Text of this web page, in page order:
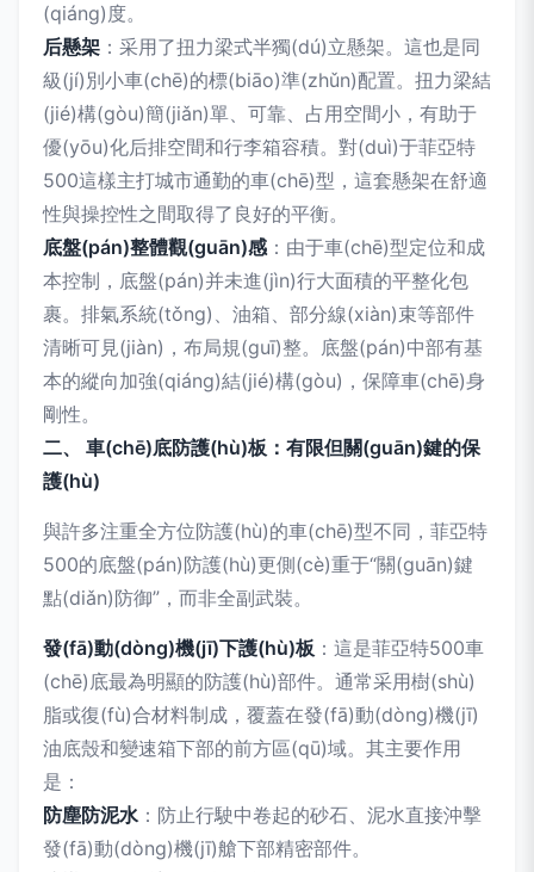
(qiáng)度。
后懸架 ：采用了扭力梁式半獨(dú)立懸架。這也是同
級(jí)別小車(chē)的標(biāo)準(zhǔn)配置。扭力梁結
(jié)構(gòu)簡(jiǎn)單、可靠、占用空間小，有助于
優(yōu)化后排空間和行李箱容積。對(duì)于菲亞特
500這樣主打城市通勤的車(chē)型，這套懸架在舒適
性與操控性之間取得了良好的平衡。
底盤(pán)整體觀(guān)感：由于車(chē)型定位和成
本控制，底盤(pán)并未進(jìn)行大面積的平整化包
裹。排氣系統(tǒng)、油箱、部分線(xiàn)束等部件
清晰可見(jiàn)，布局規(guī)整。底盤(pán)中部有基
本的縱向加強(qiáng)結(jié)構(gòu)，保障車(chē)身
剛性。
二、 車(chē)底防護(hù)板：有限但關(guān)鍵的保
護(hù)
與許多注重全方位防護(hù)的車(chē)型不同，菲亞特
500的底盤(pán)防護(hù)更側(cè)重于“關(guān)鍵
點(diǎn)防御”，而非全副武裝。
發(fā)動(dòng)機(jī)下護(hù)板 ：這是菲亞特500車
(chē)底最為明顯的防護(hù)部件。通常采用樹(shù)
脂或復(fù)合材料制成，覆蓋在發(fā)動(dòng)機(jī)
油底殼和變速箱下部的前方區(qū)域。其主要作用
是：
防塵防泥水：防止行駛中卷起的砂石、泥水直接沖擊
發(fā)動(dòng)機(jī)艙下部精密部件。